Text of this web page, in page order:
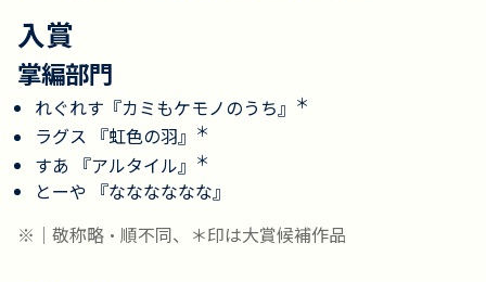
入賞
掌編部門
れぐれす『カミもケモノのうち』 ＊
ラグス 『虹色の羽』 ＊
すあ 『アルタイル』 ＊
とーや 『なななななな』
※｜敬称略・順不同、＊印は大賞候補作品